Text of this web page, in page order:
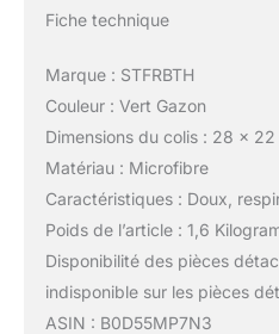
Fiche technique
Marque : STFRBTH
Couleur : Vert Gazon
Dimensions du colis : 28 x
Matériau : Microfibre
Caractéristiques : Doux,
Poids de l’article : 1,6
Disponibilité des pièces
indisponible sur les pièces
ASIN : B0D55MP7N3